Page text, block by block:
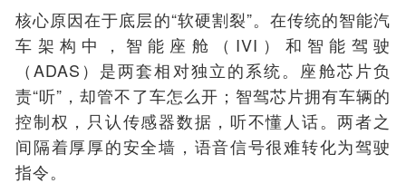
核心原因在于底层的“软硬割裂”。在传统的智能汽
车架构中，智能座舱（IVI）和智能驾驶
（ADAS）是两套相对独立的系统。座舱芯片负
责“听”，却管不了车怎么开；智驾芯片拥有车辆的
控制权，只认传感器数据，听不懂人话。两者之
间隔着厚厚的安全墙，语音信号很难转化为驾驶
指令。